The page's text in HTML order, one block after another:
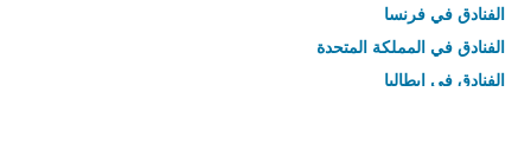
الفنادق في فرنسا
الفنادق في المملكة المتحدة
الفنادق في إيطاليا